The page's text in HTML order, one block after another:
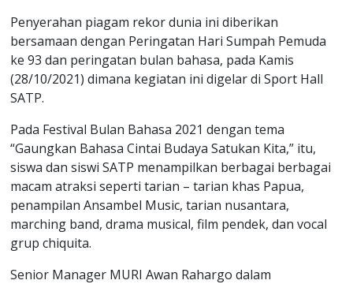
Penyerahan piagam rekor dunia ini diberikan
bersamaan dengan Peringatan Hari Sumpah Pemuda
ke 93 dan peringatan bulan bahasa, pada Kamis
(28/10/2021) dimana kegiatan ini digelar di Sport Hall
SATP.
Pada Festival Bulan Bahasa 2021 dengan tema
“Gaungkan Bahasa Cintai Budaya Satukan Kita,” itu,
siswa dan siswi SATP menampilkan berbagai berbagai
macam atraksi seperti tarian – tarian khas Papua,
penampilan Ansambel Music, tarian nusantara,
marching band, drama musical, film pendek, dan vocal
grup chiquita.
Senior Manager MURI Awan Rahargo dalam